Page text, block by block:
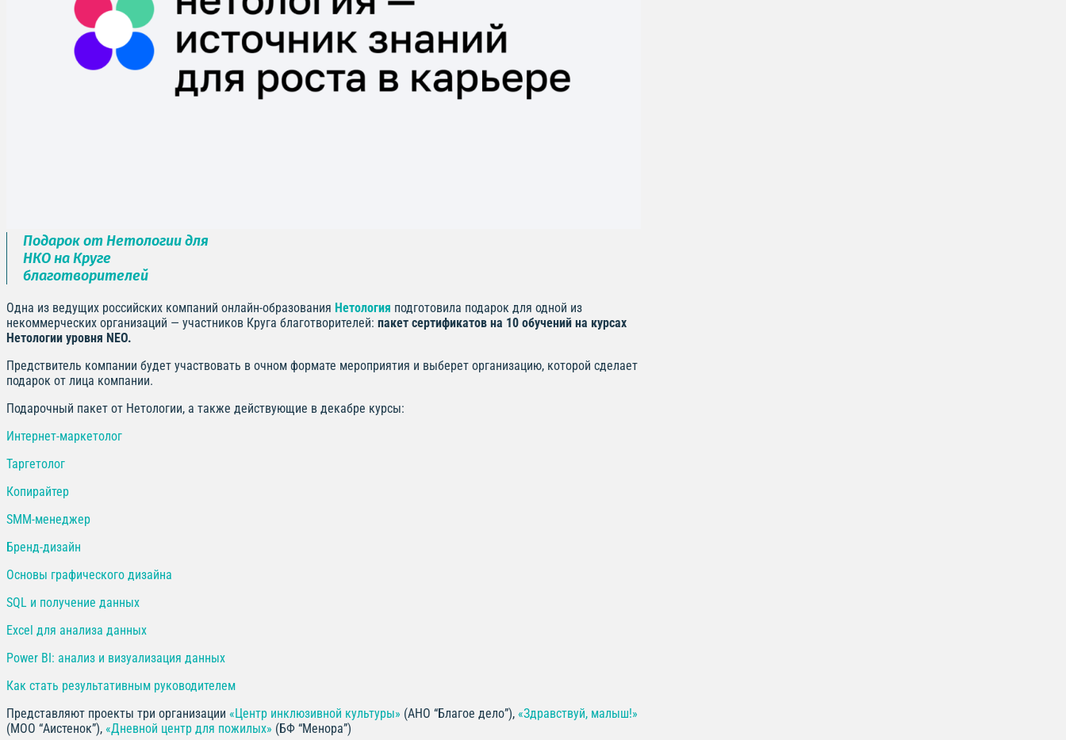
Подарок от Нетологии для
НКО на Круге
благотворителей
Одна из ведущих российских компаний онлайн-образования Нетология подготовила подарок для одной из
некоммерческих организаций — участников Круга благотворителей: пакет сертификатов на 10 обучений на курсах
Нетологии уровня NEO.
Предствитель компании будет участвовать в очном формате мероприятия и выберет организацию, которой сделает
подарок от лица компании.
Подарочный пакет от Нетологии, а также действующие в декабре курсы:
Интернет-маркетолог
Таргетолог
Копирайтер
SMM-менеджер
Бренд-дизайн
Основы графического дизайна
SQL и получение данных
Excel для анализа данных
Power BI: анализ и визуализация данных
Как стать результативным руководителем
Представляют проекты три организации «Центр инклюзивной культуры» (АНО “Благое дело”), «Здравствуй, малыш!»
(МОО “Аистенок”), «Дневной центр для пожилых» (БФ “Менора”)